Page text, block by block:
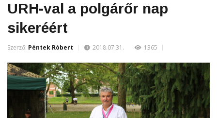
URH-val a polgárőr nap
sikeréért
Szerző: Péntek Róbert 2018.07.31. 1365